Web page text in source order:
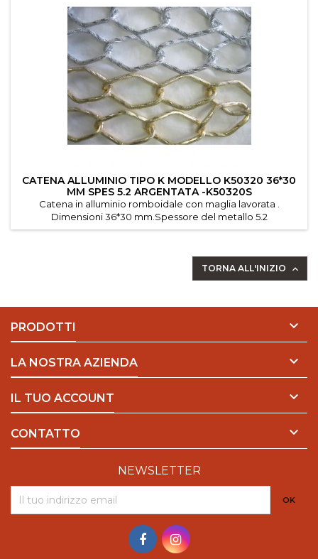
CATENA ALLUMINIO TIPO K MODELLO K50320 36*30
MM SPES 5.2 ARGENTATA -K50320S
Catena in alluminio romboidale con maglia lavorata .
Dimensioni 36*30 mm.Spessore del metallo 5.2
mm.Colori: argentato ,dorato.Disponibile solo
TORNA ALL'INIZIO 
PRODOTTI 
LA NOSTRA AZIENDA 
IL TUO ACCOUNT 
CONTATTO 
NEWSLETTER